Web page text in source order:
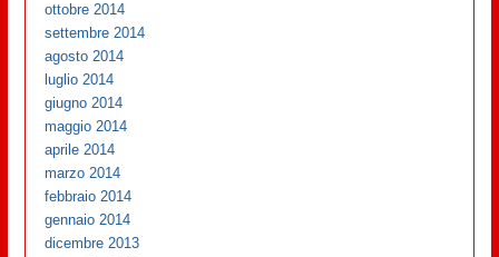
ottobre 2014
settembre 2014
agosto 2014
luglio 2014
giugno 2014
maggio 2014
aprile 2014
marzo 2014
febbraio 2014
gennaio 2014
dicembre 2013